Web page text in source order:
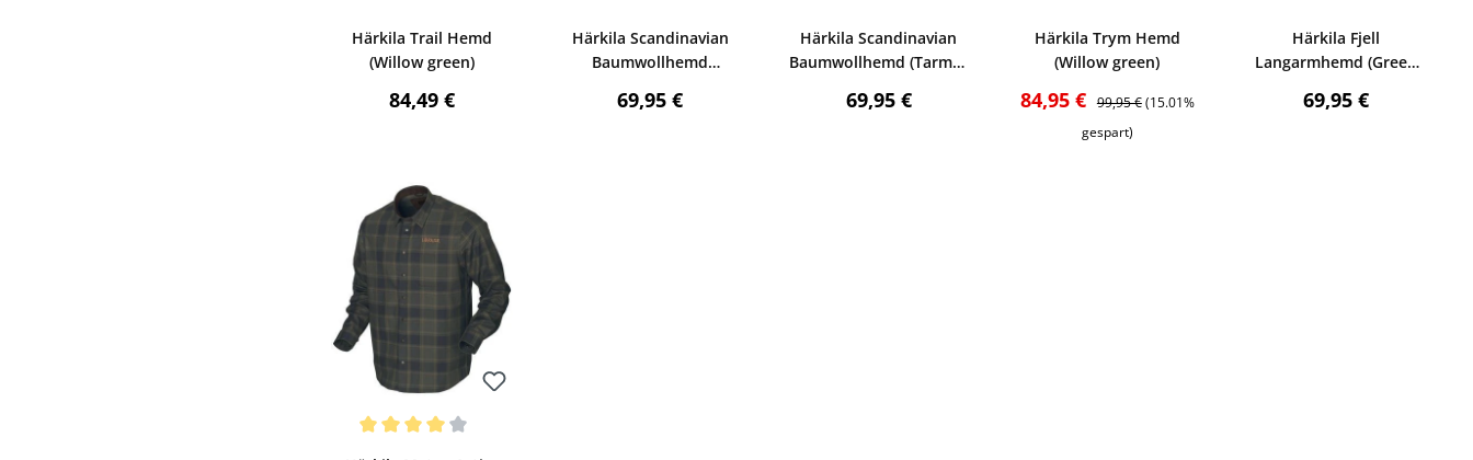
Härkila Trail Hemd
(Willow green)
Regulärer Preis:
84,49 €
Härkila Scandinavian
Baumwollhemd
Regulärer Preis:
69,95 €
Härkila Scandinavian
Baumwollhemd (Tarmac
Regulärer Preis:
69,95 €
Härkila Trym Hemd
(Willow green)
Verkaufspreis:
84,95 € Regulärer Preis:
99,95 €(15.01%
gespart)
Härkila Fjell
Langarmhemd (Green
Regulärer Preis:
69,95 €
Bewerten